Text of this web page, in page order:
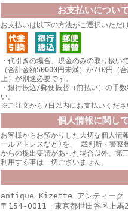
お支払いについ
お支払いは以下の方法がご選択いただ
・代引きの場合、現金のみの取り扱い
（合計金額50000円未満）か710円（
上）が別途必要です。
・銀行振込/郵便振替（前払い）の手
い。
※ご注文から7日以内にお支払いくださ
個人情報に関し
お客様からお預かりした大切な個人情
ールアドレスなど)を、 裁判所・警察
からの提出要請があった場合以外、第
利用する事は一切ございません。
antique Kizette アンティーク
〒154-0011 東京都世田谷区上